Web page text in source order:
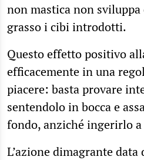
non mastica non
grasso i cibi introdotti.
Questo effetto positivo
efficacemente in una
piacere: basta provare
sentendolo in bocca e
fondo, anziché ingerirlo
L’azione dimagrante